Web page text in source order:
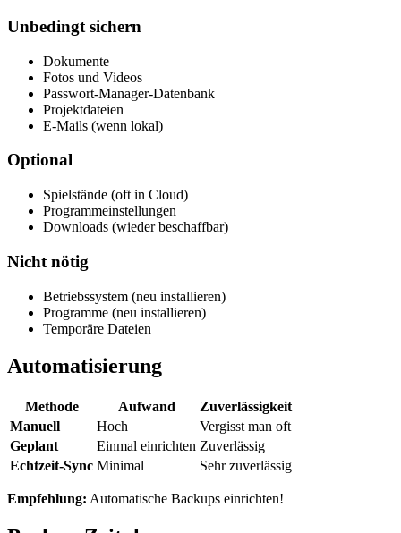
Unbedingt sichern
Dokumente
Fotos und Videos
Passwort-Manager-Datenbank
Projektdateien
E-Mails (wenn lokal)
Optional
Spielstände (oft in Cloud)
Programmeinstellungen
Downloads (wieder beschaffbar)
Nicht nötig
Betriebssystem (neu installieren)
Programme (neu installieren)
Temporäre Dateien
Automatisierung
Methode Aufwand
Zuverlässigkeit
Manuell
Hoch
Vergisst man oft
Geplant
Einmal einrichten Zuverlässig
Echtzeit-Sync Minimal Sehr zuverlässig
Empfehlung: Automatische Backups einrichten!